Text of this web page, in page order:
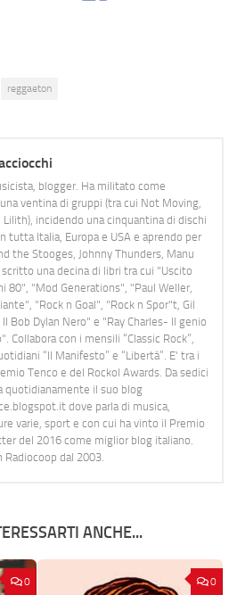
reggaeton
blogger. Ha militato come
ventina di gruppi (tra cui Not Moving,
Lilith), incidendo una cinquantina di dischi
tutta Italia, Europa e USA e aprendo per
the Stooges, Johnny Thunders, Manu
scritto una decina di libri tra cui "Uscito
80", "Mod Generations", "Paul Weller,
"Rock n Goal", "Rock n Spor"t, Gil
Bob Dylan Nero" e "Ray Charles- Il genio
Collabora con i mensili “Classic Rock”,
“Il Manifesto” e “Libertà”. E' tra i
Tenco e del Rockol Awards. Da sedici
quotidianamente il suo blog
dove parla di musica,
varie, sport e con cui ha vinto il Premio
del 2016 come miglior blog italiano.
Radiocoop dal 2003.
ANCHE...
0 0